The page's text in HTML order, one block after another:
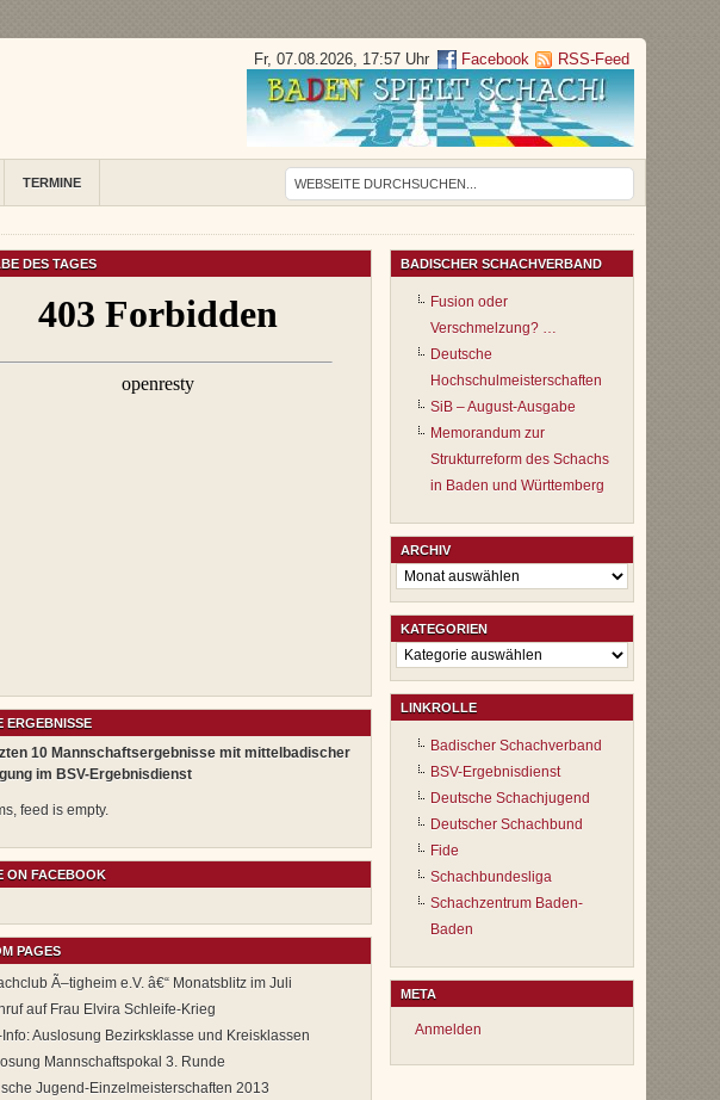
Fr, 07.08.2026, 17:57 Uhr Facebook RSS-Feed
TERMINE
DES TAGES
ERGEBNISSE
10 Mannschaftsergebnisse mit mittelbadischer
im BSV-Ergebnisdienst
feed is empty.
ON FACEBOOK
PAGES
Ã–tigheim e.V. â€“ Monatsblitz im Juli
auf Frau Elvira Schleife-Krieg
Info: Auslosung Bezirksklasse und Kreisklassen
Mannschaftspokal 3. Runde
Jugend-Einzelmeisterschaften 2013
BADISCHER SCHACHVERBAND
Fusion oder
Verschmelzung? …
Deutsche
Hochschulmeisterschaften
SiB – August-Ausgabe
Memorandum zur
Strukturreform des Schachs
in Baden und Württemberg
ARCHIV
Archiv
KATEGORIEN
Kategorien
LINKROLLE
Badischer Schachverband
BSV-Ergebnisdienst
Deutsche Schachjugend
Deutscher Schachbund
Fide
Schachbundesliga
Schachzentrum Baden-
Baden
META
Anmelden